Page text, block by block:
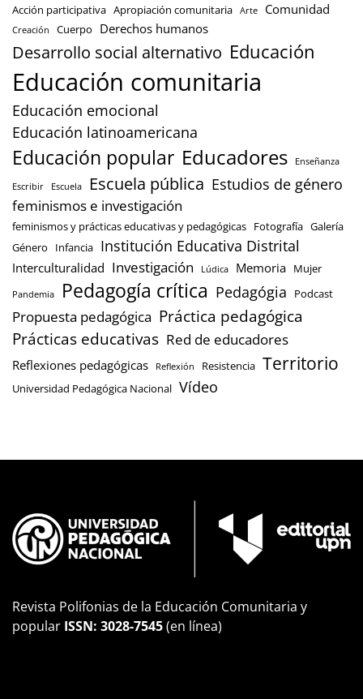
Acción participativa Apropiación comunitaria Arte Comunidad
Creación Cuerpo Derechos humanos
Desarrollo social alternativo Educación
Educación comunitaria
Educación emocional
Educación latinoamericana
Educación popular Educadores Enseñanza
Escribir Escuela Escuela pública Estudios de género
feminismos e investigación
feminismos y prácticas educativas y pedagógicas Fotografía Galería
Género
Infancia Institución Educativa Distrital
Interculturalidad Investigación Lúdica Memoria Mujer
Pandemia Pedagogía crítica Pedagógia Podcast
Propuesta pedagógica Práctica pedagógica
Prácticas educativas Red de educadores
Reflexiones pedagógicas Reflexión Resistencia Territorio
Universidad Pedagógica Nacional Vídeo
Revista Polifonias de la Educación Comunitaria y
popular ISSN: 3028-7545(en línea)